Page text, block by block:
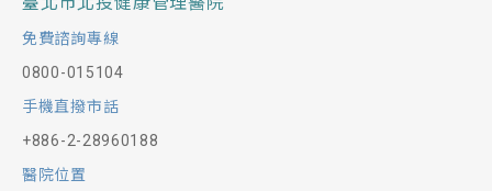
免費諮詢專線
0800-015104
手機直撥市話
+886-2-28960188
醫院位置